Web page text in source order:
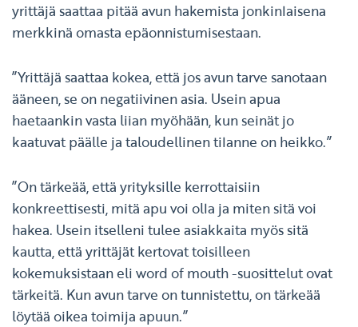
yrittäjä saattaa pitää avun hakemista jonkinlaisena
merkkinä omasta epäonnistumisestaan.
”Yrittäjä saattaa kokea, että jos avun tarve sanotaan
ääneen, se on negatiivinen asia. Usein apua
haetaankin vasta liian myöhään, kun seinät jo
kaatuvat päälle ja taloudellinen tilanne on heikko.”
”On tärkeää, että yrityksille kerrottaisiin
konkreettisesti, mitä apu voi olla ja miten sitä voi
hakea. Usein itselleni tulee asiakkaita myös sitä
kautta, että yrittäjät kertovat toisilleen
kokemuksistaan eli word of mouth -suosittelut ovat
tärkeitä. Kun avun tarve on tunnistettu, on tärkeää
löytää oikea toimija apuun.”